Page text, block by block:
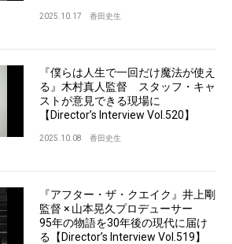
2025.10.17 香田史生
『僕らは人生で一回だけ魔法が使え
る』木村真人監督 スタッフ・キャ
ストが意見できる現場に
【Director’s Interview Vol.520】
2025.10.08 香田史生
『アフター・ザ・クエイク』井上剛
監督 × 山本晃久プロデューサー
95年の物語を30年後の現代に届け
る【Director’s Interview Vol.519】